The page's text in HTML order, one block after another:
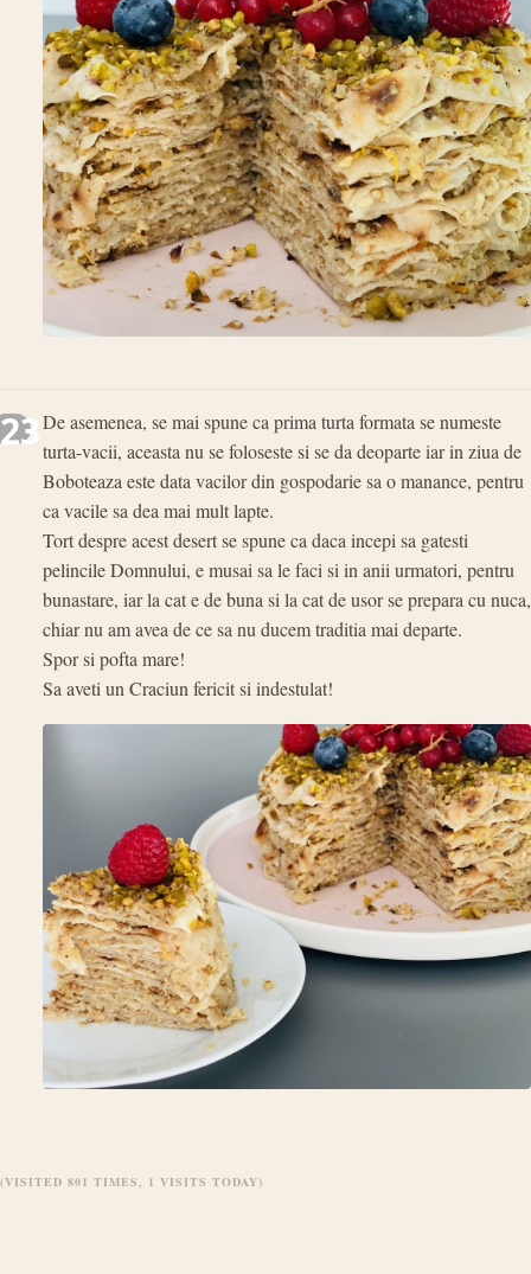
23De asemenea, se mai spune ca prima turta formata se numeste
turta-vacii, aceasta nu se foloseste si se da deoparte iar in ziua de
Boboteaza este data vacilor din gospodarie sa o manance, pentru
ca vacile sa dea mai mult lapte.
Tort despre acest desert se spune ca daca incepi sa gatesti
pelincile Domnului, e musai sa le faci si in anii urmatori, pentru
bunastare, iar la cat e de buna si la cat de usor se prepara cu nuca,
chiar nu am avea de ce sa nu ducem traditia mai departe.
Spor si pofta mare!
Sa aveti un Craciun fericit si indestulat!
(VISITED 801 TIMES, 1 VISITS TODAY)